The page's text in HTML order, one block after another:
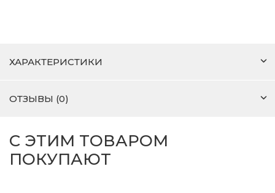
ХАРАКТЕРИСТИКИ
ОТЗЫВЫ (0)
С ЭТИМ ТОВАРОМ
ПОКУПАЮТ